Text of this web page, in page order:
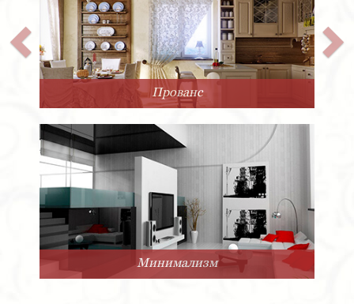
Прованс
Минимализм